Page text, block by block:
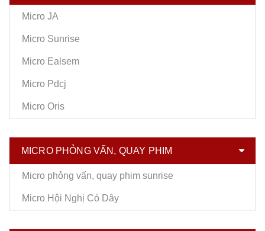
Micro JA
Micro Sunrise
Micro Ealsem
Micro Pdcj
Micro Oris
MICRO PHỎNG VẤN, QUAY PHIM
Micro phỏng vấn, quay phim sunrise
Micro Hội Nghị Có Dây